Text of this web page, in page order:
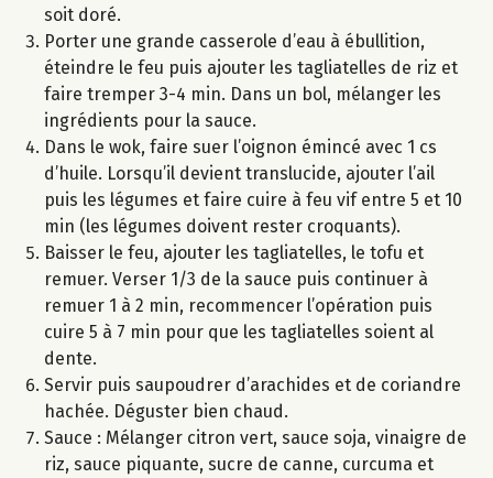
soit doré.
Porter une grande casserole d’eau à ébullition,
éteindre le feu puis ajouter les tagliatelles de riz et
faire tremper 3-4 min. Dans un bol, mélanger les
ingrédients pour la sauce.
Dans le wok, faire suer l’oignon émincé avec 1 cs
d’huile. Lorsqu’il devient translucide, ajouter l’ail
puis les légumes et faire cuire à feu vif entre 5 et 10
min (les légumes doivent rester croquants).
Baisser le feu, ajouter les tagliatelles, le tofu et
remuer. Verser 1/3 de la sauce puis continuer à
remuer 1 à 2 min, recommencer l’opération puis
cuire 5 à 7 min pour que les tagliatelles soient al
dente.
Servir puis saupoudrer d’arachides et de coriandre
hachée. Déguster bien chaud.
Sauce : Mélanger citron vert, sauce soja, vinaigre de
riz, sauce piquante, sucre de canne, curcuma et